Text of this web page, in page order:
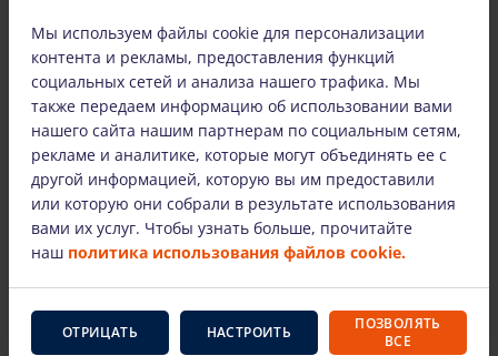
лицам.
НАИБОЛЕЕ ЧАСТО ЗАДАВАЕМЫЕ ВОПРОСЫ
Есть ли подробные инструкции по
использованию арендованного
оборудования?
Когда мне нужно вернуть арендованное
оборудование?
Что произойдет, если арендованное
Мы используем файлы cookie для персонализации
контента и рекламы, предоставления функций
социальных сетей и анализа нашего трафика. Мы
также передаем информацию об использовании вами
нашего сайта нашим партнерам по социальным сетям,
рекламе и аналитике, которые могут объединять ее с
другой информацией, которую вы им предоставили
или которую они собрали в результате использования
вами их услуг. Чтобы узнать больше, прочитайте
наш политика использования файлов cookie.
ОТРИЦАТЬ НАСТРОИТЬ
ПОЗВОЛЯТЬ
ВСЕ